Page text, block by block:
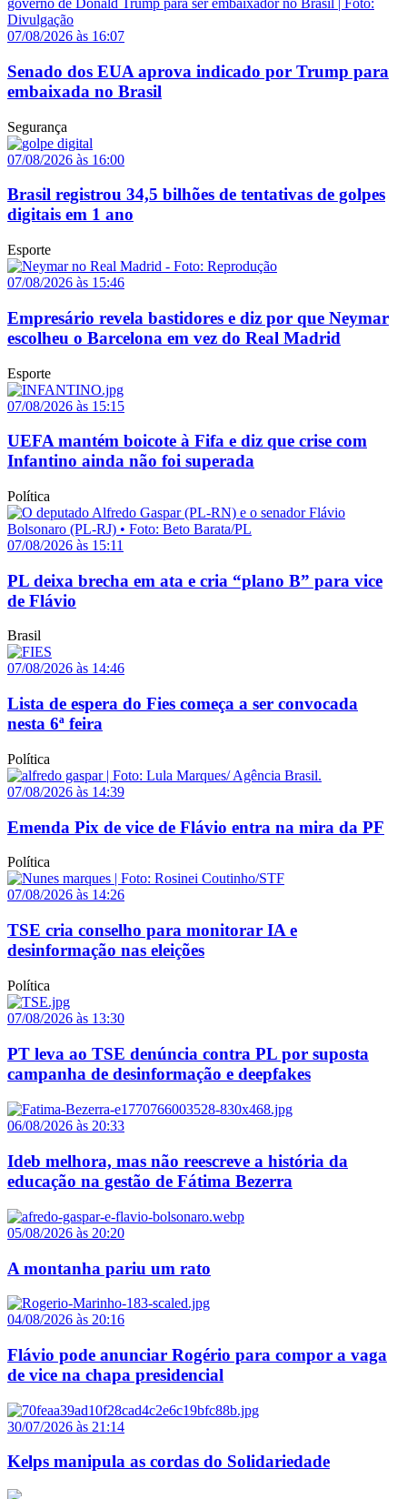
07/08/2026 às 16:07
Senado dos EUA aprova indicado por Trump para
embaixada no Brasil
Segurança
07/08/2026 às 16:00
Brasil registrou 34,5 bilhões de tentativas de golpes
digitais em 1 ano
Esporte
07/08/2026 às 15:46
Empresário revela bastidores e diz por que Neymar
escolheu o Barcelona em vez do Real Madrid
Esporte
07/08/2026 às 15:15
UEFA mantém boicote à Fifa e diz que crise com
Infantino ainda não foi superada
Política
07/08/2026 às 15:11
PL deixa brecha em ata e cria “plano B” para vice
de Flávio
Brasil
07/08/2026 às 14:46
Lista de espera do Fies começa a ser convocada
nesta 6ª feira
Política
07/08/2026 às 14:39
Emenda Pix de vice de Flávio entra na mira da PF
Política
07/08/2026 às 14:26
TSE cria conselho para monitorar IA e
desinformação nas eleições
Política
07/08/2026 às 13:30
PT leva ao TSE denúncia contra PL por suposta
campanha de desinformação e deepfakes
06/08/2026 às 20:33
Ideb melhora, mas não reescreve a história da
educação na gestão de Fátima Bezerra
05/08/2026 às 20:20
A montanha pariu um rato
04/08/2026 às 20:16
Flávio pode anunciar Rogério para compor a vaga
de vice na chapa presidencial
30/07/2026 às 21:14
Kelps manipula as cordas do Solidariedade